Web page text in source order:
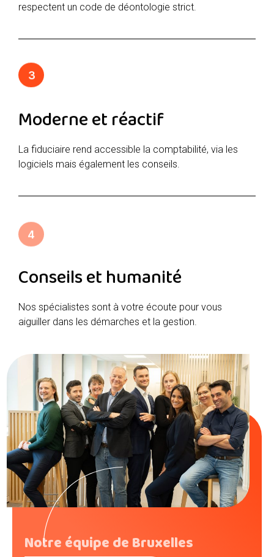
respectent un code de déontologie strict.
3
Moderne et réactif
La fiduciaire rend accessible la comptabilité, via les
logiciels mais également les conseils.
4
Conseils et humanité
Nos spécialistes sont à votre écoute pour vous
aiguiller dans les démarches et la gestion.
Notre équipe de Bruxelles